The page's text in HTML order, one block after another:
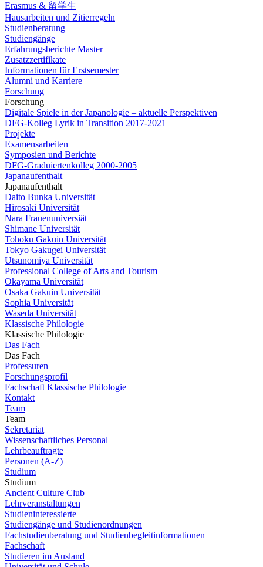
Erasmus & 留学生
Hausarbeiten und Zitierregeln
Studienberatung
Studiengänge
Erfahrungsberichte Master
Zusatzzertifikate
Informationen für Erstsemester
Alumni und Karriere
Forschung
Forschung
Digitale Spiele in der Japanologie – aktuelle Perspektiven
DFG-Kolleg Lyrik in Transition 2017-2021
Projekte
Examensarbeiten
Symposien und Berichte
DFG-Graduiertenkolleg 2000-2005
Japanaufenthalt
Japanaufenthalt
Daito Bunka Universität
Hirosaki Universität
Nara Frauenuniversiät
Shimane Universität
Tohoku Gakuin Universität
Tokyo Gakugei Universität
Utsunomiya Universität
Professional College of Arts and Tourism
Okayama Universität
Osaka Gakuin Universität
Sophia Universität
Waseda Universität
Klassische Philologie
Klassische Philologie
Das Fach
Das Fach
Professuren
Forschungsprofil
Fachschaft Klassische Philologie
Kontakt
Team
Team
Sekretariat
Wissenschaftliches Personal
Lehrbeauftragte
Personen (A-Z)
Studium
Studium
Ancient Culture Club
Lehrveranstaltungen
Studieninteressierte
Studiengänge und Studienordnungen
Fachstudienberatung und Studienbegleitinformationen
Fachschaft
Studieren im Ausland